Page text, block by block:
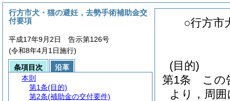
○行方市
(目的)
第1条
この
より，周
行方市犬・猫の避妊，去勢手術補助金交
付要項
平成17年9月2日 告示第126号
(令和8年4月1日施行)
条項目次
沿革
本則
第1条(目的)
第2条(補助金の交付要件)